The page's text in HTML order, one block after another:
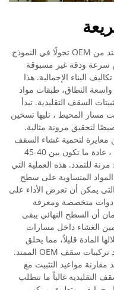
تمثل تقنية التثبيت وراء أنظمة السقف الممتد من OEM تحولًا في النموذج
سرعة ودقة غير مسبوقة
البناء الإجمالية. هذا
واسعة النطاق، طبقات مواد
السقف التقليدية. تبدأ
مسار المحيط ، تليها تسخين
لتحقيق مرونة مثالية.
معايرة لتحمية غشاء السقف
الممتد من OEM إلى درجات حرارة محددة ، عادة ما تكون بين 40-45
للتمدد. هذه العملية التي
المتساوية على سطح
يمكن أن تعرض الأداء على
أدوات متخصصة ومعرفة
أن السطح النهائي يبقى
الغشاء داخل مسارات
المادة قليلاً، مما يخلق
النهاية المميزة المتوترة والسليمة التي تحدد تركيبات سقف OEM الممتد.
مواعيد التثبيت مع
التقليدية غالباً ما تتطلب